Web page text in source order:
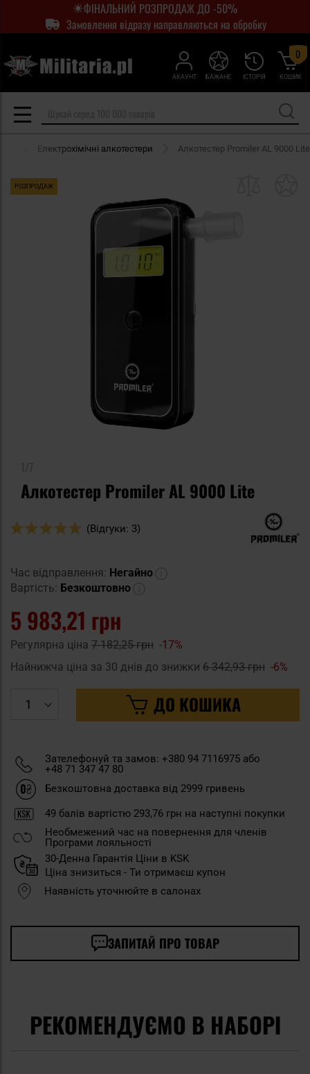
ФІНАЛЬНИЙ РОЗПРОДАЖ ДО -50%
Замовлення відразу направляються на обробку
АКАУНТ ІСТОРІЯ
БАЖАНЕ КОШИК
0
Електрохімічні алкотестери Алкотестер Promiler AL 9000 Lite
РОЗПРОДАЖ
Алкотестер Promiler AL 9000 Lite
Оцінка:
(Відгуки: 3)
Час відправлення: Негайно
Вартість: Безкоштовно
5 983,21 грн
Регулярна ціна 7 182,25 грн -17%
Найнижча ціна за 30 днів до знижки 6 342,93 грн -6%
ДО КОШИКА
Зателефонуй та замов: +380 94 7116975 або
+48 71 347 47 80
Безкоштовна доставка від 2999 гривень
49 балів вартістю 293,76 грн на наступні покупки
Необмежений час на повернення для членів
Програми лояльності
30-Денна Гарантія Ціни в KSK
Ціна знизиться - Ти отримаєш купон
Наявність уточнюйте в салонах
ЗАПИТАЙ ПРО ТОВАР
РЕКОМЕНДУЄМО В НАБОРІ